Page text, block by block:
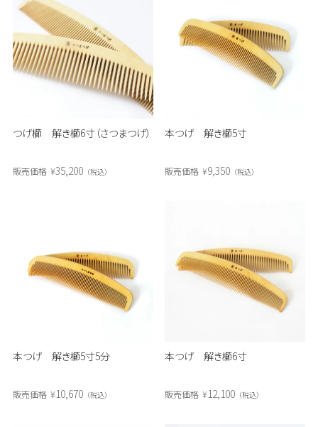
つげ櫛 解き櫛6寸（さつまつげ）
販売価格 ¥35,200 税込
本つげ 解き櫛5寸
販売価格 ¥9,350 税込
本つげ 解き櫛5寸5分
販売価格 ¥10,670 税込
本つげ 解き櫛6寸
販売価格 ¥12,100 税込